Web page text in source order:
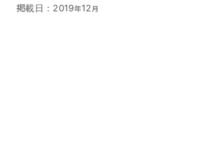
掲載日 ： 2019年12 月